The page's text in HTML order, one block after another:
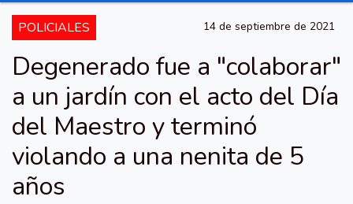
POLICIALES 14 de septiembre de 2021
Degenerado fue a "colaborar"
a un jardín con el acto del Día
del Maestro y terminó
violando a una nenita de 5
años